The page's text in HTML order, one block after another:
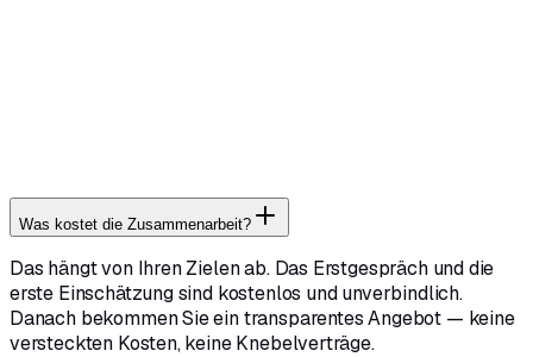
Was kostet die Zusammenarbeit?
Das hängt von Ihren Zielen ab. Das Erstgespräch und die
erste Einschätzung sind kostenlos und unverbindlich.
Danach bekommen Sie ein transparentes Angebot — keine
versteckten Kosten, keine Knebelverträge.